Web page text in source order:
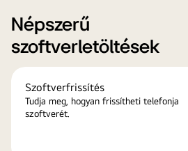
Népszerű
szoftverletöltések
Szoftverfrissítés
Tudja meg, hogyan frissítheti telefonja
szoftverét.